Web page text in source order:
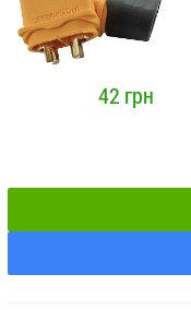
42 грн